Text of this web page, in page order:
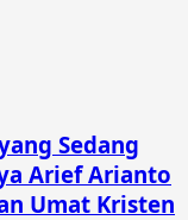
Sedang
Arief Arianto
Umat Kristen